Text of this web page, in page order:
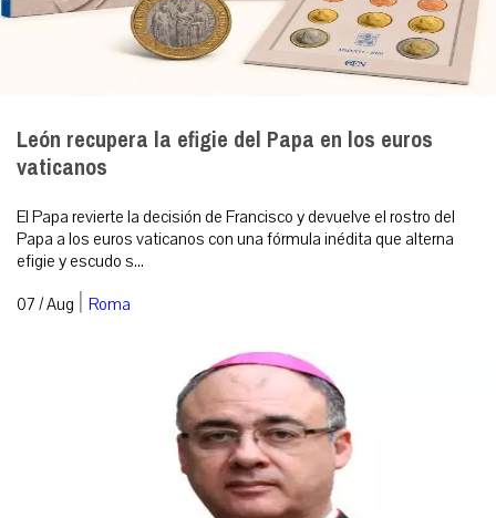
León recupera la efigie del Papa en los euros
vaticanos
El Papa revierte la decisión de Francisco y devuelve el rostro del
Papa a los euros vaticanos con una fórmula inédita que alterna
efigie y escudo s...
07 / Aug | Roma